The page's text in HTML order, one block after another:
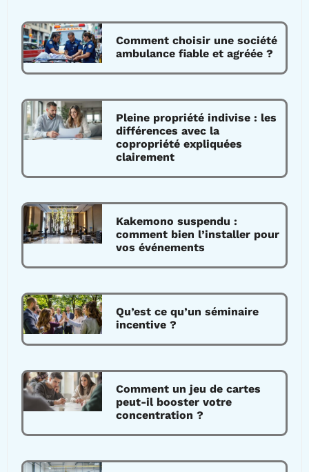
Comment choisir une société
ambulance fiable et agréée ?
Pleine propriété indivise : les
différences avec la
copropriété expliquées
clairement
Kakemono suspendu :
comment bien l’installer pour
vos événements
Qu’est ce qu’un séminaire
incentive ?
Comment un jeu de cartes
peut-il booster votre
concentration ?